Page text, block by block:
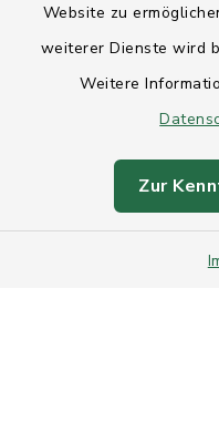
Website zu
weiterer Dienste wird
Weitere
Zur